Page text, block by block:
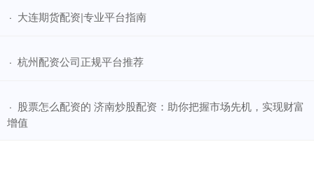
· ​大连期货配资|专业平台指南
· ​杭州配资公司正规平台推荐
· ​股票怎么配资的 济南炒股配资：助你把握市场先机，实现财富
增值